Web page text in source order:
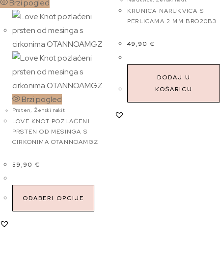
Brzi pogled
Brzi pogled
Prsten, Ženski nakit
LOVE KNOT POZLAĆENI
PRSTEN OD MESINGA S
CIRKONIMA OTANNOAMGZ
59,90 €
ODABERI OPCIJE
KRUNICA NARUKVICA S
PERLICAMA 2 MM BRO20B3
49,90 €
DODAJ U
KOŠARICU